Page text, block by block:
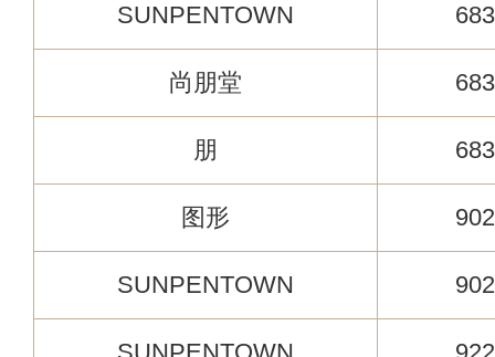
SUNPENTOWN
尚朋堂
朋
图形
SUNPENTOWN